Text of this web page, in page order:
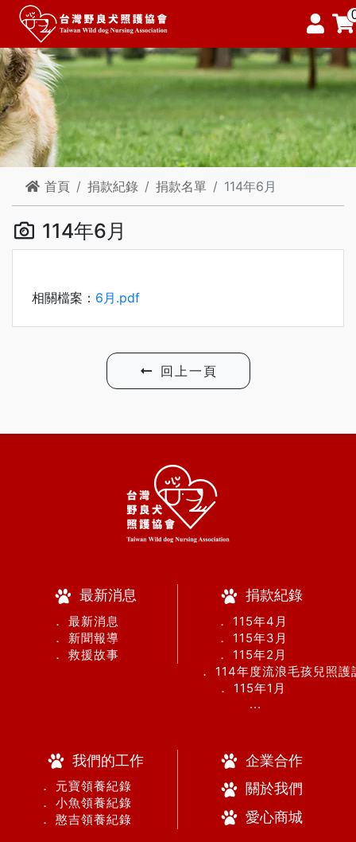
首頁 捐款紀錄 捐款名單 114年6月
114年6月
相關檔案： 6月.pdf
回上一頁
最新消息
． 最新消息
． 新聞報導
． 救援故事
捐款紀錄
． 115年4月
． 115年3月
． 115年2月
． 114年度流浪毛孩兒照
． 115年1月
...
我們的工作
． 元寶領養紀錄
． 小魚領養紀錄
． 憨吉領養紀錄
企業合作
關於我們
愛心商城